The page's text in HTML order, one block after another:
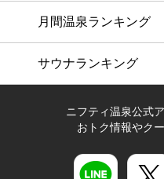
月間温泉ランキング
サウナランキング
ニフティ温泉公式
おトク情報やク